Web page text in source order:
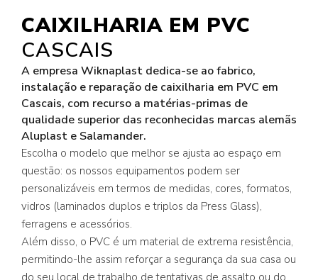
CAIXILHARIA EM PVC
CASCAIS
A empresa Wiknaplast dedica-se ao fabrico,
instalação e reparação de caixilharia em PVC em
Cascais, com recurso a matérias-primas de
qualidade superior das reconhecidas marcas alemãs
Aluplast e Salamander.
Escolha o modelo que melhor se ajusta ao espaço em
questão: os nossos equipamentos podem ser
personalizáveis em termos de medidas, cores, formatos,
vidros (laminados duplos e triplos da Press Glass),
ferragens e acessórios.
Além disso, o PVC é um material de extrema resistência,
permitindo-lhe assim reforçar a segurança da sua casa ou
do seu local de trabalho de tentativas de assalto ou do